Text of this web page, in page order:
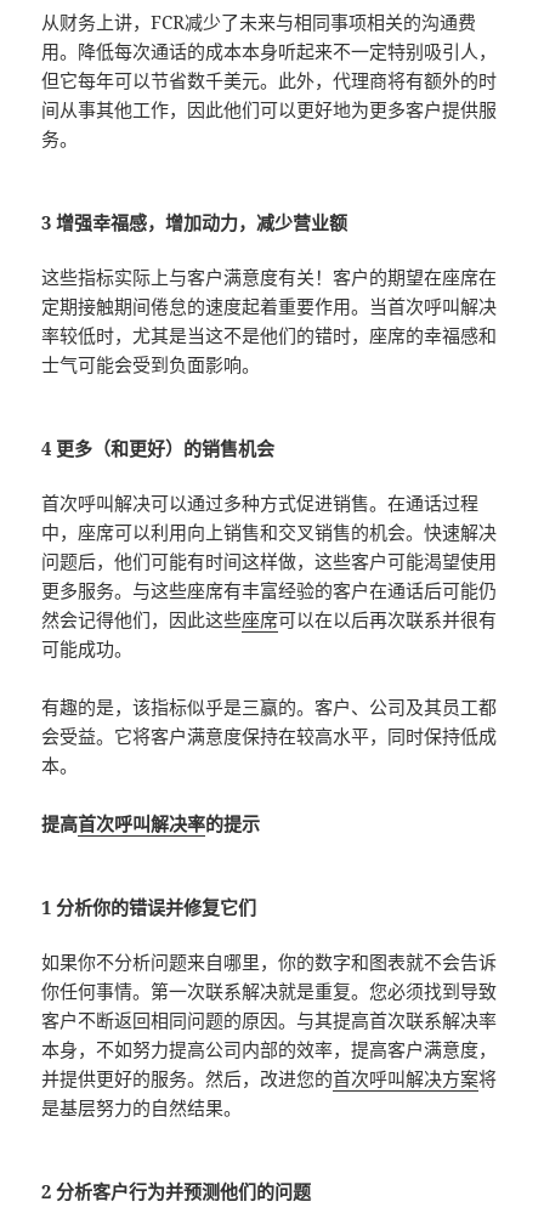
从财务上讲，FCR减少了未来与相同事项相关的沟通费
用。降低每次通话的成本本身听起来不一定特别吸引人，
但它每年可以节省数千美元。此外，代理商将有额外的时
间从事其他工作，因此他们可以更好地为更多客户提供服
务。
3 增强幸福感，增加动力，减少营业额
这些指标实际上与客户满意度有关！客户的期望在座席在
定期接触期间倦怠的速度起着重要作用。当首次呼叫解决
率较低时，尤其是当这不是他们的错时，座席的幸福感和
士气可能会受到负面影响。
4 更多（和更好）的销售机会
首次呼叫解决可以通过多种方式促进销售。在通话过程
中，座席可以利用向上销售和交叉销售的机会。快速解决
问题后，他们可能有时间这样做，这些客户可能渴望使用
更多服务。与这些座席有丰富经验的客户在通话后可能仍
然会记得他们，因此这些座席可以在以后再次联系并很有
可能成功。
有趣的是，该指标似乎是三赢的。客户、公司及其员工都
会受益。它将客户满意度保持在较高水平，同时保持低成
本。
提高首次呼叫解决率的提示
1 分析你的错误并修复它们
如果你不分析问题来自哪里，你的数字和图表就不会告诉
你任何事情。第一次联系解决就是重复。您必须找到导致
客户不断返回相同问题的原因。与其提高首次联系解决率
本身，不如努力提高公司内部的效率，提高客户满意度，
并提供更好的服务。然后，改进您的首次呼叫解决方案将
是基层努力的自然结果。
2 分析客户行为并预测他们的问题